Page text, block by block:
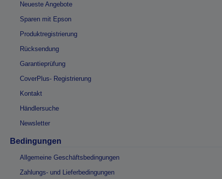
Neueste Angebote
Sparen mit Epson
Produktregistrierung
Rücksendung
Garantieprüfung
CoverPlus- Registrierung
Kontakt
Händlersuche
Newsletter
Bedingungen
Allgemeine Geschäftsbedingungen
Zahlungs- und Lieferbedingungen